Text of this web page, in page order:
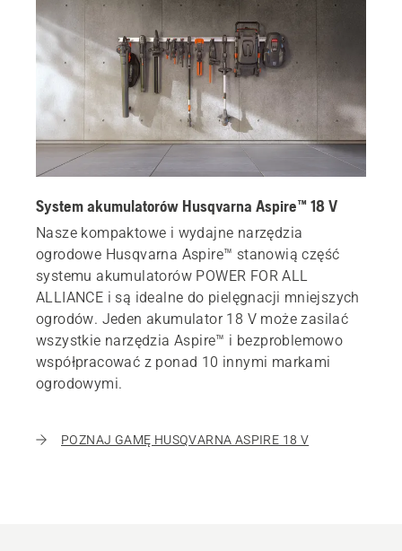
System akumulatorów Husqvarna Aspire™ 18 V
Nasze kompaktowe i wydajne narzędzia
ogrodowe Husqvarna Aspire™ stanowią część
systemu akumulatorów POWER FOR ALL
ALLIANCE i są idealne do pielęgnacji mniejszych
ogrodów. Jeden akumulator 18 V może zasilać
wszystkie narzędzia Aspire™ i bezproblemowo
współpracować z ponad 10 innymi markami
ogrodowymi.
POZNAJ GAMĘ HUSQVARNA ASPIRE 18 V